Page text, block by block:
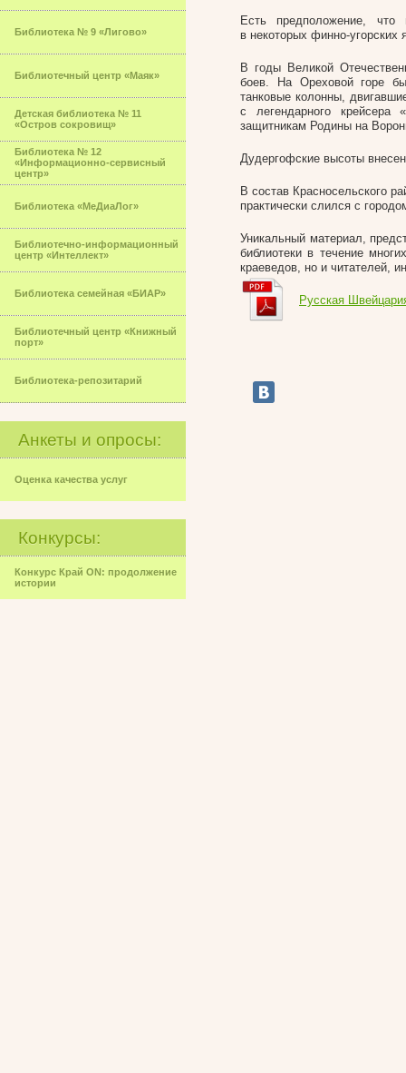
Библиотека № 9 «Лигово»
Библиотечный центр «Маяк»
Детская библиотека № 11
«Остров сокровищ»
Библиотека № 12
«Информационно-сервисный
центр»
Библиотека «МеДиаЛог»
Библиотечно-информационный
центр «Интеллект»
Библиотека семейная «БИАР»
Библиотечный центр «Книжный
порт»
Библиотека-репозитарий
Анкеты и опросы:
Оценка качества услуг
Конкурсы:
Конкурс Край ON: продолжение
истории
Есть предположение, что
в некоторых финно-угорских
В годы Великой
боев. На Ореховой горе
танковые колонны,
с легендарного
защитникам Родины на
Дудергофские высоты
В состав Красносельского
практически слился с
Уникальный материал,
библиотеки в течение
краеведов, но и читателей,
Русская